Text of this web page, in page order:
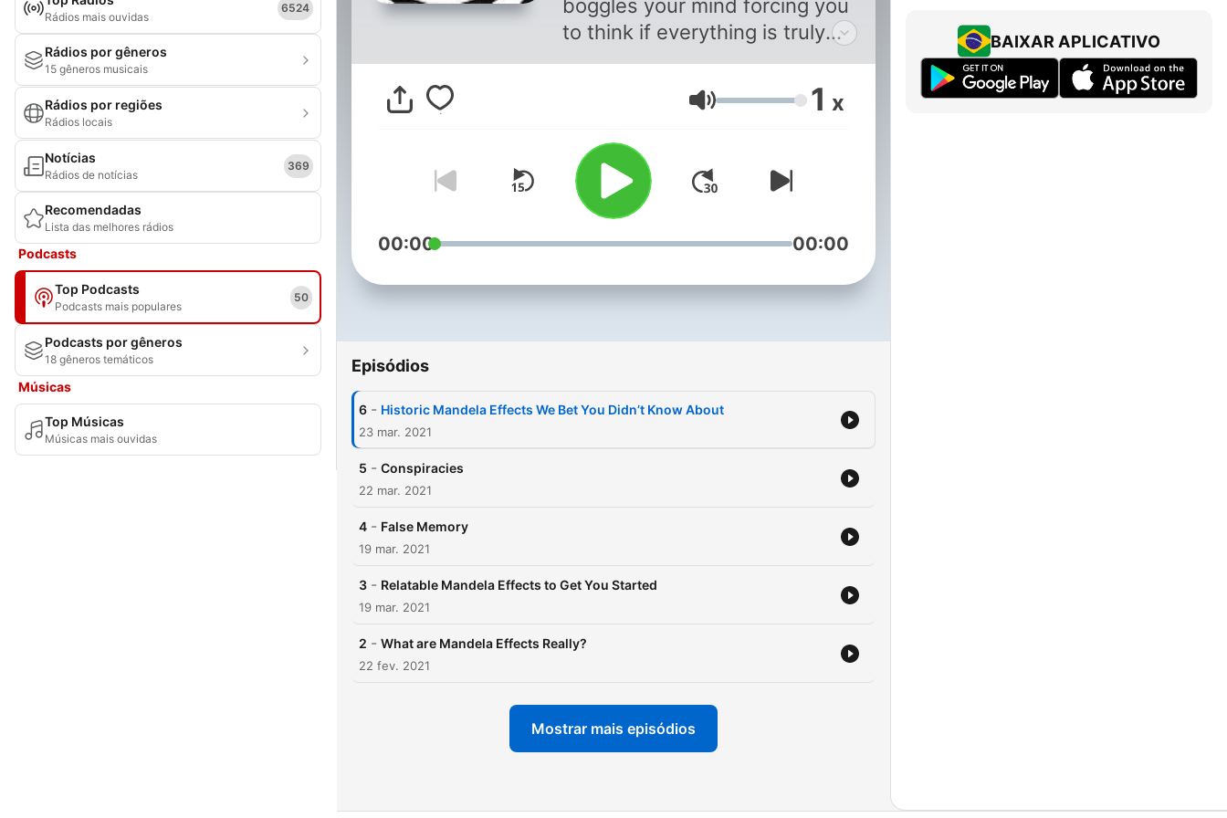
Rádios mais ouvidas
6524
Rádios por gêneros
15 gêneros musicais
Rádios por regiões
Rádios locais
Notícias
Rádios de notícias
369
Recomendadas
Lista das melhores rádios
Podcasts
Top Podcasts
Podcasts mais populares
50
Podcasts por gêneros
18 gêneros temáticos
Músicas
Top Músicas
Músicas mais ouvidas
boggles your mind forcing you
to think if everything is truly
real. The reality you know and
trust is STABBING YOU IN THE
BACK! *dun dun duuuuun*
(Disclaimer- you will not
literally get stabbed in the
back, or will you...)
Volume 1 x
00:00 00:00
Episódios
6 - Historic Mandela Effects We Bet You Didn’t Know About
23 mar. 2021
5 - Conspiracies
22 mar. 2021
4 - False Memory
19 mar. 2021
3 - Relatable Mandela Effects to Get You Started
19 mar. 2021
2 - What are Mandela Effects Really?
22 fev. 2021
Mostrar mais episódios
BAIXAR APLICATIVO